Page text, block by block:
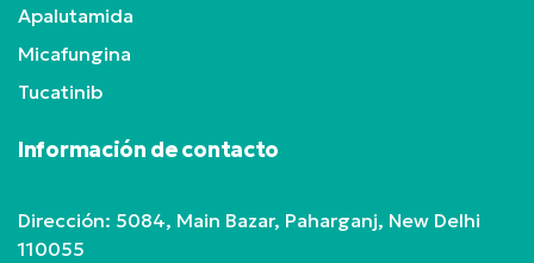
Apalutamida
Micafungina
Tucatinib
Información de contacto
Dirección: 5084, Main Bazar, Paharganj, New Delhi
110055